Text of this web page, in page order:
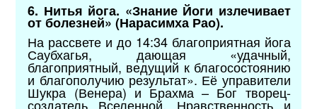
6. Нитья йога. «Знание Йоги излечивает
от болезней» (Нарасимха Рао).
На рассвете и до 14:34 благоприятная йога
Саубхагья, дающая «удачный,
благоприятный, ведущий к благосостоянию
и благополучию результат». Её управители
Шукра (Венера) и Брахма – Бог творец-
создатель Вселенной. Нравственность и